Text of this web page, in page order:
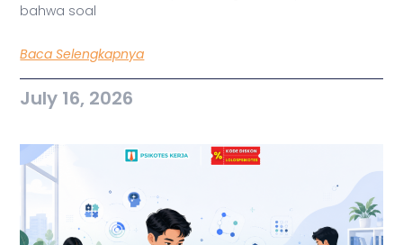
bahwa soal
Baca Selengkapnya
July 16, 2026